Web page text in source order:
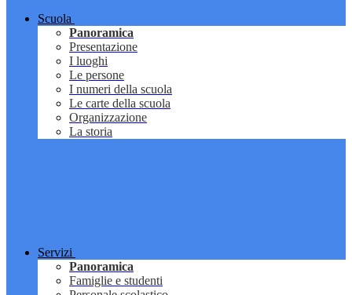
Scuola
Panoramica
Presentazione
I luoghi
Le persone
I numeri della scuola
Le carte della scuola
Organizzazione
La storia
Servizi
Panoramica
Famiglie e studenti